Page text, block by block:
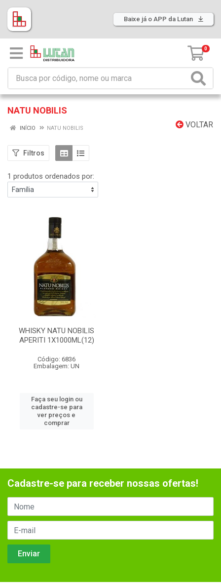
Baixe já o APP da Lutan
0
NATU NOBILIS
VOLTAR
INÍCIO NATU NOBILIS
Filtros
1 produtos ordenados por:
WHISKY NATU NOBILIS
APERITI 1X1000ML(12)
Código: 6836
Embalagem: UN
Faça seu login ou
cadastre-se para
ver preços e
comprar
Cadastre-se para receber nossas ofertas!